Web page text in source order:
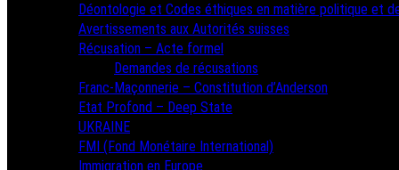
Déontologie et Codes éthiques en matière politique et
Avertissements aux Autorités suisses
Récusation – Acte formel
Demandes de récusations
Franc-Maçonnerie – Constitution d’Anderson
Etat Profond – Deep State
UKRAINE
FMI (Fond Monétaire International)
Immigration en Europe